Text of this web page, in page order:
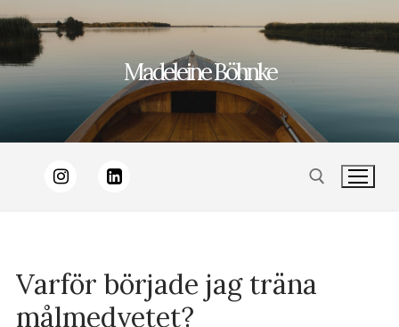
Hoppa
till
innehåll
Madeleine Böhnke
Varför började jag träna
målmedvetet?